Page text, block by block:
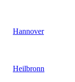
Hannover
Heilbronn